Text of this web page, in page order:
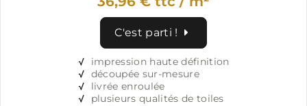
C'est parti !
√
impression haute définition
√ découpée sur-mesure
√
livrée enroulée
√
plusieurs qualités de toiles